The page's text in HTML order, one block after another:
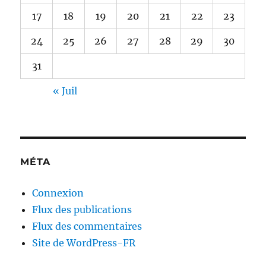
17 18 19 20 21 22 23
24 25 26 27 28 29 30
31
« Juil
MÉTA
Connexion
Flux des publications
Flux des commentaires
Site de WordPress-FR